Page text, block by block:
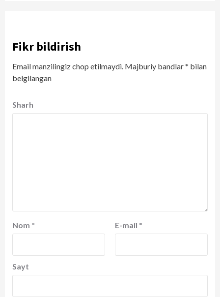
Fikr bildirish
Email manzilingiz chop etilmaydi. Majburiy bandlar* bilan
belgilangan
Sharh
Nom * E-mail *
Sayt